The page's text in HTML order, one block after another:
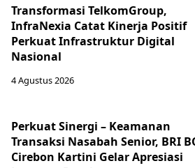
Transformasi TelkomGroup,
InfraNexia Catat Kinerja Positif
Perkuat Infrastruktur Digital
Nasional
4 Agustus 2026
Perkuat Sinergi – Keamanan
Transaksi Nasabah Senior, BRI
Cirebon Kartini Gelar Apresiasi